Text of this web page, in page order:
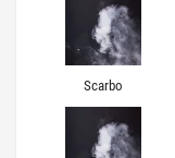
Scarbo